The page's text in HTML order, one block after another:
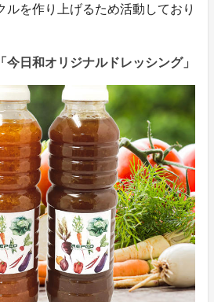
ルを作り上げるため活動しており
今日和オリジナルドレッシング」